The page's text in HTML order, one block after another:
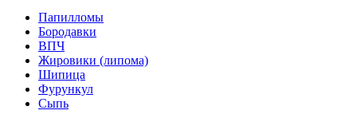
Папилломы
Бородавки
ВПЧ
Жировики (липома)
Шипица
Фурункул
Сыпь